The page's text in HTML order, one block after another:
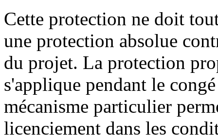
Cette protection ne doit
une protection absolue
du projet. La protection
s'applique pendant le
mécanisme particulier
licenciement dans les